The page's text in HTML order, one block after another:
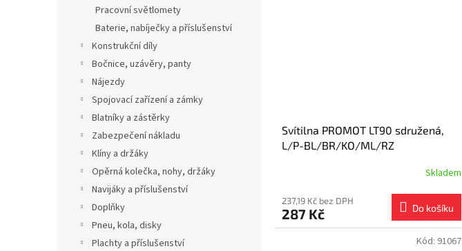
Pracovní světlomety
Baterie, nabíječky a příslušenství
Konstrukční díly
Bočnice, uzávěry, panty
Nájezdy
Spojovací zařízení a zámky
Blatníky a zástěrky
Zabezpečení nákladu
Klíny a držáky
Opěrná kolečka, nohy, držáky
Navijáky a příslušenství
Doplňky
Pneu, kola, disky
Plachty a příslušenství
Svítilna PROMOT LT90 sdružená,
L/P-BL/BR/KO/ML/RZ
Skladem
237,19 Kč bez DPH
287 Kč Do košíku
Kód: 91067